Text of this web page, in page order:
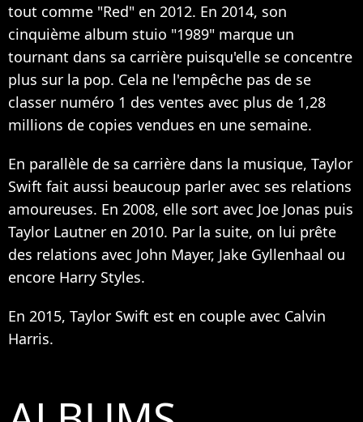
tout comme "Red" en 2012. En 2014, son
cinquième album stuio "1989" marque un
tournant dans sa carrière puisqu'elle se concentre
plus sur la pop. Cela ne l'empêche pas de se
classer numéro 1 des ventes avec plus de 1,28
millions de copies vendues en une semaine.
En parallèle de sa carrière dans la musique, Taylor
Swift fait aussi beaucoup parler avec ses relations
amoureuses. En 2008, elle sort avec Joe Jonas puis
Taylor Lautner en 2010. Par la suite, on lui prête
des relations avec John Mayer, Jake Gyllenhaal ou
encore Harry Styles.
En 2015, Taylor Swift est en couple avec Calvin
Harris.